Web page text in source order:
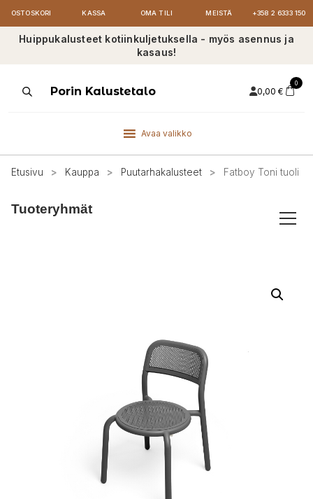
OSTOSKORI KASSA OMA TILI MEISTÄ +358 2 6333 150
Huippukalusteet kotiinkuljetuksella - myös asennus ja
kasaus!
ProductsPorin Kalustetalo 0,00 €
0
Avaa valikko
Etusivu > Kauppa > Puutarhakalusteet > Fatboy Toni tuoli
Tuoteryhmät